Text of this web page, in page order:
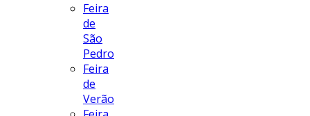
Feira
de
São
Pedro
Feira
de
Verão